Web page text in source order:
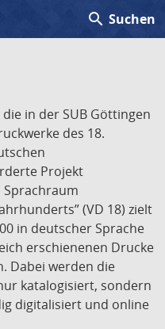
search Suchen
in der SUB Göttingen
des 18.
Projekt
Sprachraum
(VD 18) zielt
in deutscher Sprache
erschienenen Drucke
Dabei werden die
katalogisiert, sondern
digitalisiert und online